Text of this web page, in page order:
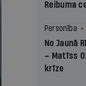
Reibuma
Personība
No Jaunā
– Matīss
krīze